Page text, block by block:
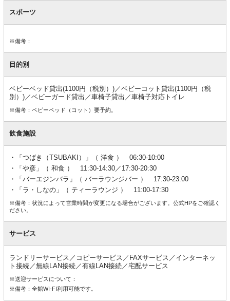
スポーツ
※備考：
目的別
ベビーベッド貸出(1100円（税別）)／ベビーコット貸出(1100円（税
別）)／ベビーガード貸出／車椅子貸出／車椅子対応トイレ
※備考：ベビーベッド（コット）要予約。
飲食施設
「つばき（TSUBAKI）」（ 洋食 ） 06:30-10:00
「や彦」（ 和食 ） 11:30-14:30／17:30-20:30
「バーエジンバラ」（ バーラウンジバー ） 17:30-23:00
「ラ・しなの」（ ティーラウンジ ） 11:00-17:30
※備考：状況によって営業時間が変更になる場合がございます。公式HPをご確認く
ださい。
サービス
ランドリーサービス／コピーサービス／FAXサービス／インターネッ
ト接続／無線LAN接続／有線LAN接続／宅配サービス
※送迎サービスについて：
※備考：全館WI-FI利用可能です。